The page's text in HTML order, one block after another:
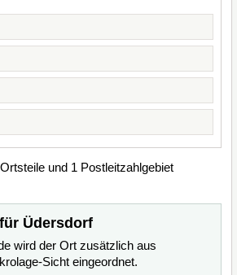
und 1 Postleitzahlgebiet
Üdersdorf
wird der Ort zusätzlich aus
Sicht eingeordnet.